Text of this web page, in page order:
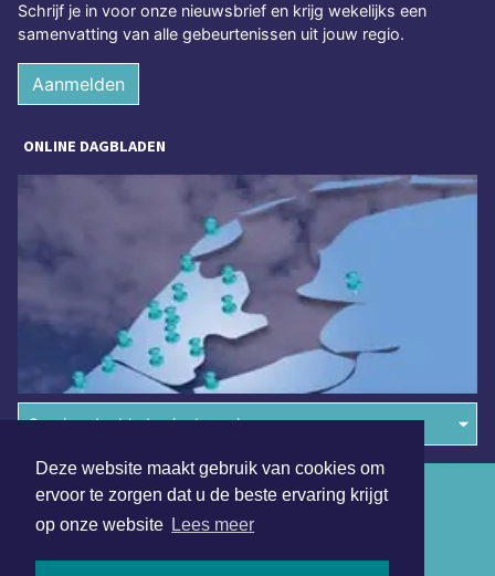
Deze website maakt gebruik van cookies om
ervoor te zorgen dat u de beste ervaring krijgt
op onze website Lees meer
Schrijf je in voor onze nieuwsbrief en krijg wekelijks een
samenvatting van alle gebeurtenissen uit jouw regio.
Aanmelden
ONLINE DAGBLADEN
Overige dagbladen in de regio
Algemene voorwaarden
Disclaimer